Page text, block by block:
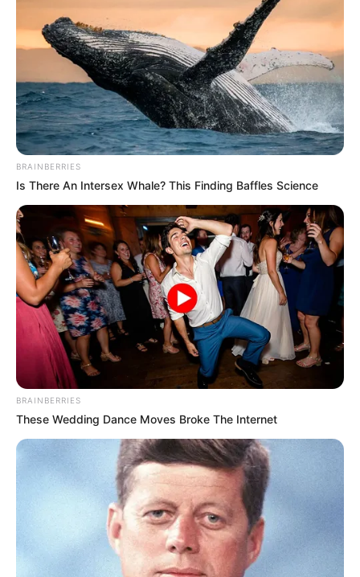
BRAINBERRIES
Is There An Intersex Whale? This Finding Baffles Science
BRAINBERRIES
These Wedding Dance Moves Broke The Internet